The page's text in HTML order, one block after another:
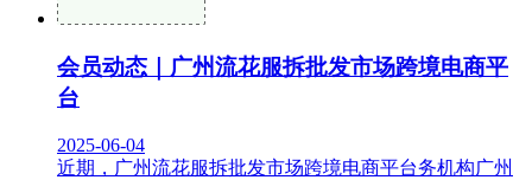
会员动态｜广州流花服拆批发市场跨境电商平
台
2025-06-04
近期，广州流花服拆批发市场跨境电商平台务机构广州